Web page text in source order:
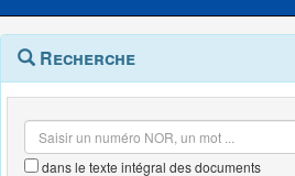
Navigation
outils
Menu
contextuel
Recherche
dans le texte intégral des documents